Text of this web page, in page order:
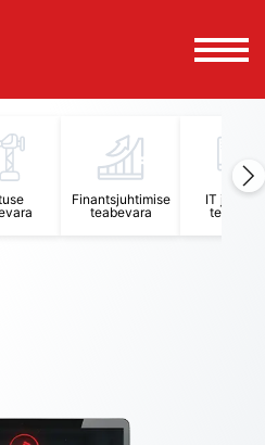
Finantsjuhtimise
teabevara
IT